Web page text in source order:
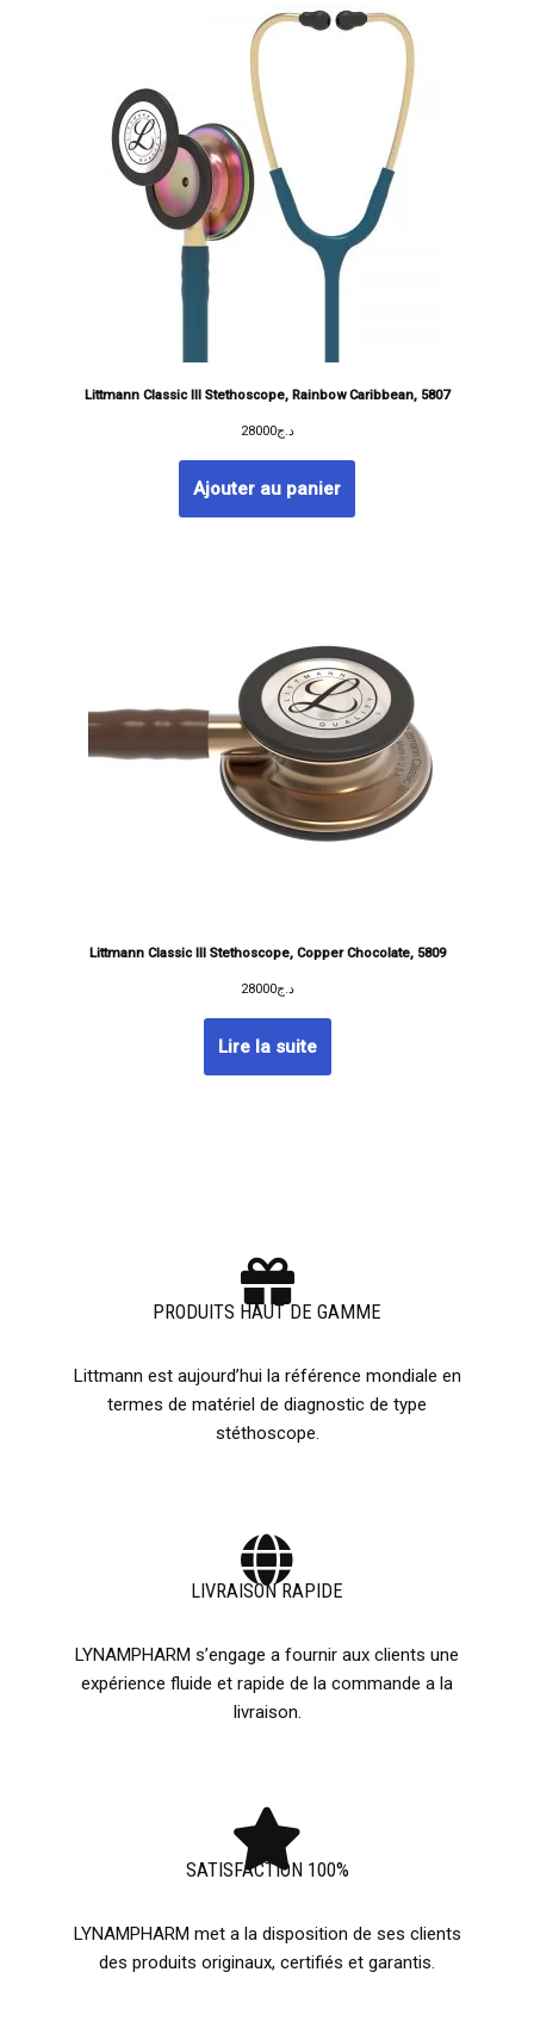
Littmann Classic III Stethoscope, Rainbow Caribbean, 5807
د.ج28000
Ajouter au panier
Littmann Classic III Stethoscope, Copper Chocolate, 5809
د.ج28000
Lire la suite
PRODUITS HAUT DE GAMME
Littmann est aujourd’hui la référence mondiale en
termes de matériel de diagnostic de type
stéthoscope.
LIVRAISON RAPIDE
LYNAMPHARM s’engage a fournir aux clients une
expérience fluide et rapide de la commande a la
livraison.
SATISFACTION 100%
LYNAMPHARM met a la disposition de ses clients
des produits originaux, certifiés et garantis.